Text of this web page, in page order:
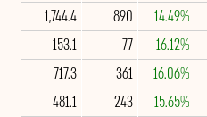
14.49%
890
1,744.4
16.12%
77
153.1
16.06%
361
717.3
15.65%
243
481.1